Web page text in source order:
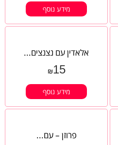
מידע נוסף
אלאדין עם נצנצים...
₪15
מידע נוסף
פרוזן – עם...